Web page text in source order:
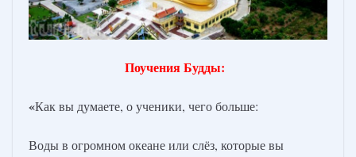
Поучения Будды:
«Как вы думаете, о ученики, чего больше:
Воды в огромном океане или слёз, которые вы